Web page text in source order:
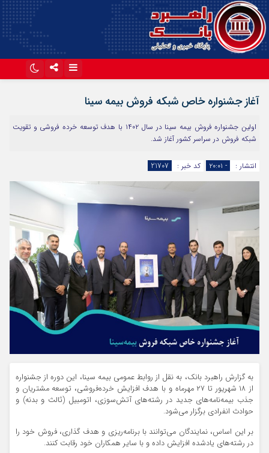
آغاز جشنواره خاص شبکه فروش بیمه سینا
اولین جشنواره فروش بیمه سینا در سال ۱۴۰۲ با هدف توسعه خرده فروشی و تقویت
شبکه فروش در سراسر کشور آغاز شد.
انتشار : - ۲۰:۰۱ کد خبر : 21707
به گزارش راهبرد بانک، به نقل از روابط عمومی بیمه سینا، این دوره از جشنواره
از ۱۸ شهریور تا ۲۷ مهرماه و با هدف افزایش خرده‌فروشی، توسعه مشتریان و
جذب بیمه‌نامه‌های جدید در رشته‌های آتش‌سوزی، اتومبیل (ثالث و بدنه) و
حوادث انفرادی برگزار می‌شود.
بر این اساس، نمایندگان می‌توانند با برنامه‌ریزی و هدف گذاری، فروش خود را
در رشته‌های یادشده افزایش داده و با سایر همکاران خود رقابت کنند.